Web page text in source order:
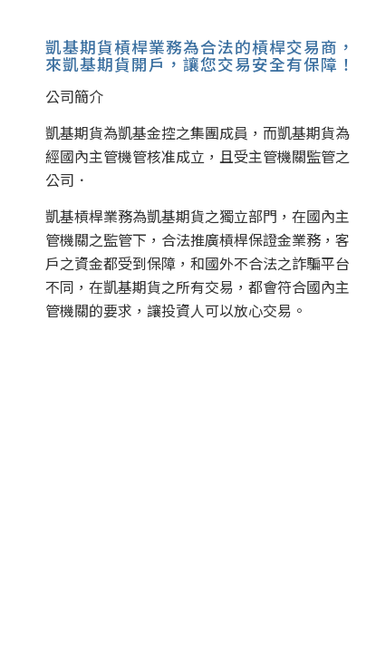
凱基期貨槓桿業務為合法的槓桿交易商，
來凱基期貨開戶，讓您交易安全有保障！
公司簡介
凱基期貨為凱基金控之集團成員，而凱基期貨為
經國內主管機管核准成立，且受主管機關監管之
公司．
凱基槓桿業務為凱基期貨之獨立部門，在國內主
管機關之監管下，合法推廣槓桿保證金業務，客
戶之資金都受到保障，和國外不合法之詐騙平台
不同，在凱基期貨之所有交易，都會符合國內主
管機關的要求，讓投資人可以放心交易。